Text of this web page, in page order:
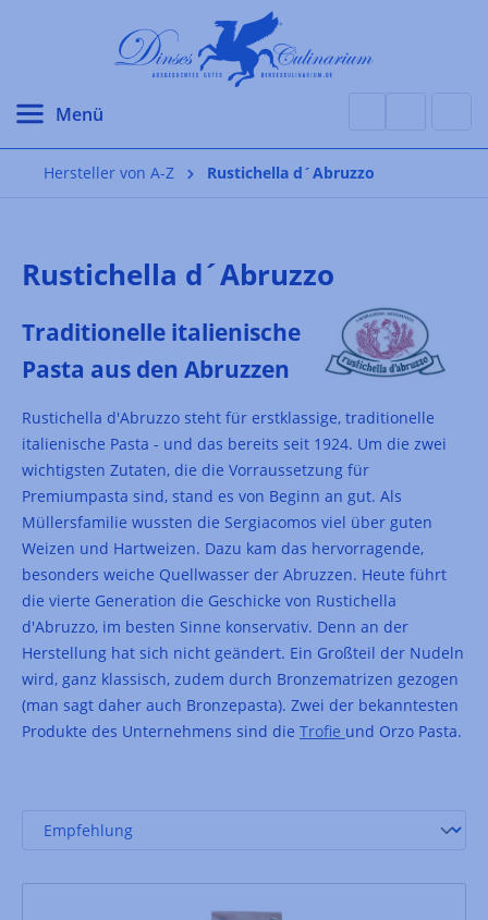
Hersteller von A-Z Rustichella d´Abruzzo
Rustichella d´Abruzzo
Traditionelle italienische
Pasta aus den Abruzzen
Rustichella d'Abruzzo steht für erstklassige, traditionelle
italienische Pasta - und das bereits seit 1924. Um die zwei
wichtigsten Zutaten, die die Vorraussetzung für
Premiumpasta sind, stand es von Beginn an gut. Als
Müllersfamilie wussten die Sergiacomos viel über guten
Weizen und Hartweizen. Dazu kam das hervorragende,
besonders weiche Quellwasser der Abruzzen. Heute führt
die vierte Generation die Geschicke von Rustichella
d'Abruzzo, im besten Sinne konservativ. Denn an der
Herstellung hat sich nicht geändert. Ein Großteil der Nudeln
wird, ganz klassisch, zudem durch Bronzematrizen gezogen
(man sagt daher auch Bronzepasta). Zwei der bekanntesten
Produkte des Unternehmens sind die Trofie und Orzo Pasta.